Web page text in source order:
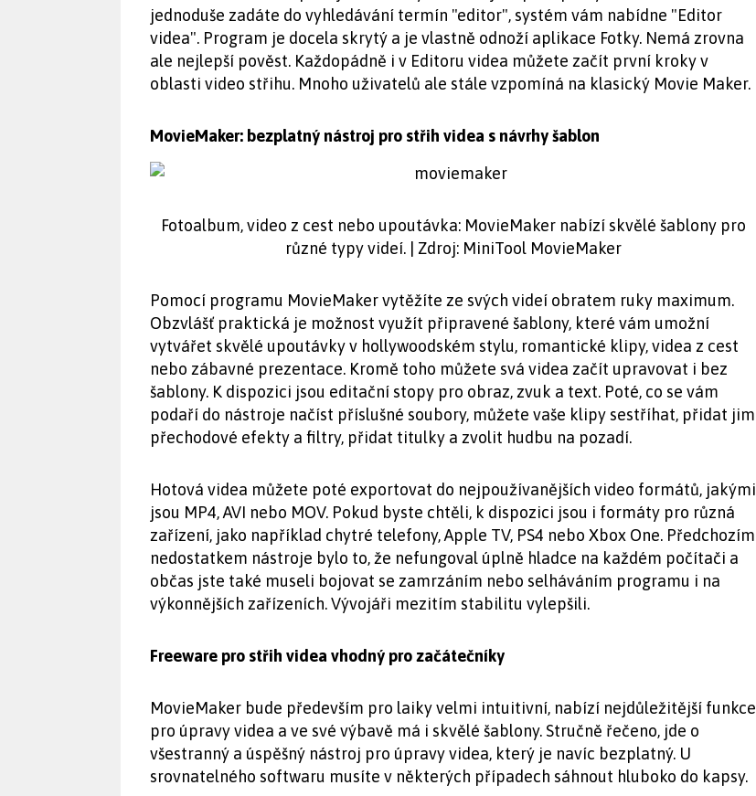
jednoduše zadáte do vyhledávání termín "editor", systém vám nabídne "Editor
videa". Program je docela skrytý a je vlastně odnoží aplikace Fotky. Nemá zrovna
ale nejlepší pověst. Každopádně i v Editoru videa můžete začít první kroky v
oblasti video střihu. Mnoho uživatelů ale stále vzpomíná na klasický Movie Maker.
MovieMaker: bezplatný nástroj pro střih videa s návrhy šablon
Fotoalbum, video z cest nebo upoutávka: MovieMaker nabízí skvělé šablony pro
různé typy videí. | Zdroj: MiniTool MovieMaker
Pomocí programu MovieMaker vytěžíte ze svých videí obratem ruky maximum.
Obzvlášť praktická je možnost využít připravené šablony, které vám umožní
vytvářet skvělé upoutávky v hollywoodském stylu, romantické klipy, videa z cest
nebo zábavné prezentace. Kromě toho můžete svá videa začít upravovat i bez
šablony. K dispozici jsou editační stopy pro obraz, zvuk a text. Poté, co se vám
podaří do nástroje načíst příslušné soubory, můžete vaše klipy sestříhat, přidat jim
přechodové efekty a filtry, přidat titulky a zvolit hudbu na pozadí.
Hotová videa můžete poté exportovat do nejpoužívanějších video formátů, jakými
jsou MP4, AVI nebo MOV. Pokud byste chtěli, k dispozici jsou i formáty pro různá
zařízení, jako například chytré telefony, Apple TV, PS4 nebo Xbox One. Předchozím
nedostatkem nástroje bylo to, že nefungoval úplně hladce na každém počítači a
občas jste také museli bojovat se zamrzáním nebo selháváním programu i na
výkonnějších zařízeních. Vývojáři mezitím stabilitu vylepšili.
Freeware pro střih videa vhodný pro začátečníky
MovieMaker bude především pro laiky velmi intuitivní, nabízí nejdůležitější funkce
pro úpravy videa a ve své výbavě má i skvělé šablony. Stručně řečeno, jde o
všestranný a úspěšný nástroj pro úpravy videa, který je navíc bezplatný. U
srovnatelného softwaru musíte v některých případech sáhnout hluboko do kapsy.